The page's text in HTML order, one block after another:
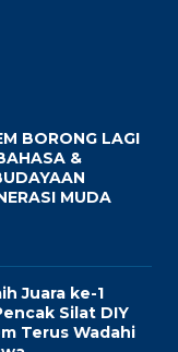
BORONG LAGI
&
MUDA
Juara ke-1
Silat DIY
Terus Wadahi